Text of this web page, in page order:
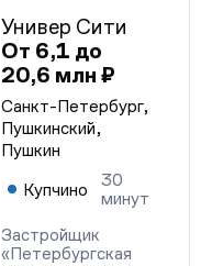
Универ Сити
От 6,1 до
20,6 млн ₽
Санкт-Петербург,
Пушкинский,
Пушкин
Купчино
30
минут
Застройщик
«Петербургская